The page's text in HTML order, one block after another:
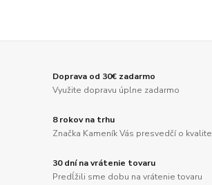
Doprava od 30€ zadarmo
Využite dopravu úplne zadarmo
8 rokov na trhu
Značka Kameník Vás presvedčí o kvalite
30 dní na vrátenie tovaru
Predĺžili sme dobu na vrátenie tovaru